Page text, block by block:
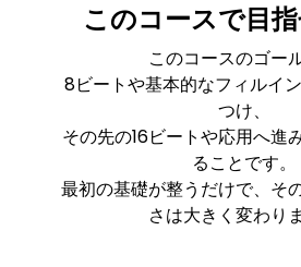
このコースで目
このコースのゴール
8ビートや基本的なフィルイ
つけ、
その先の16ビートや応用へ進
ることです。
最初の基礎が整うだけで、そ
さは大きく変わりま